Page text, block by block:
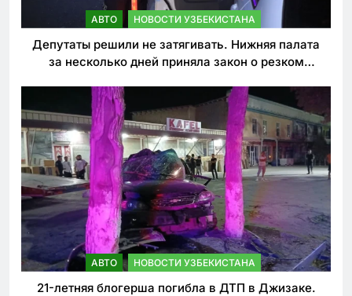
АВТО НОВОСТИ УЗБЕКИСТАНА
Депутаты решили не затягивать. Нижняя палата
за несколько дней приняла закон о резком
АВТО НОВОСТИ УЗБЕКИСТАНА
21-летняя блогерша погибла в ДТП в Джизаке.